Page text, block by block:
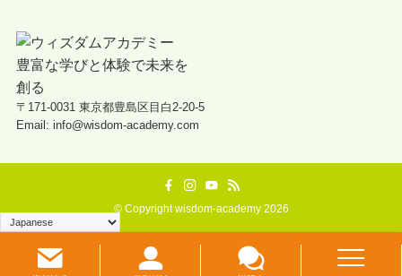
〒171-0031 東京都豊島区目白2-20-5
Email: info@wisdom-academy.com
©Copyright wisdom-academy 2026